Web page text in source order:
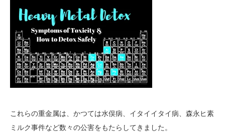
これらの重金属は、かつては水俣病、イタイイタイ病、森永ヒ素
ミルク事件など数々の公害をもたらしてきました。